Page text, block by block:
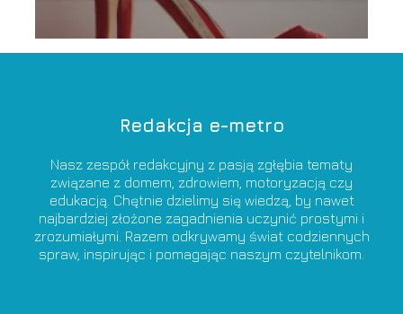
Redakcja e-metro
Nasz zespół redakcyjny z pasją zgłębia tematy
związane z domem, zdrowiem, motoryzacją czy
edukacją. Chętnie dzielimy się wiedzą, by nawet
najbardziej złożone zagadnienia uczynić prostymi i
zrozumiałymi. Razem odkrywamy świat codziennych
spraw, inspirując i pomagając naszym czytelnikom.